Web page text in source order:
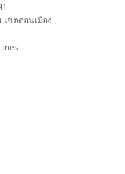
ขตดอนเมือง